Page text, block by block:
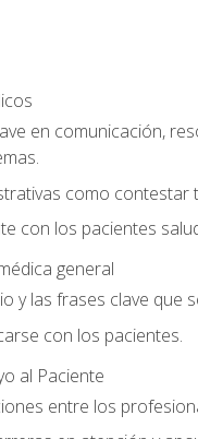
en comunicación,
como
con los pacientes
general
y las frases clave que
con los pacientes.
al Paciente
entre los